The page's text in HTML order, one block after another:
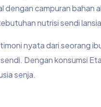
dengan campuran bahan
nutrisi sendi
nyata dari seorang
Dengan konsumsi
senja.